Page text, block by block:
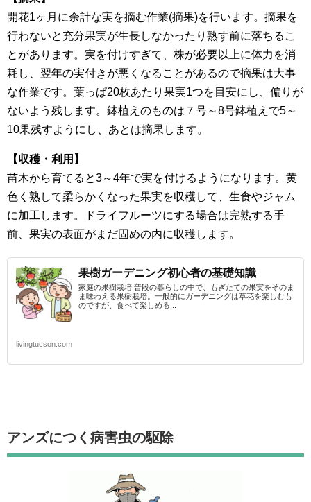
開花1ヶ月に余計な実を摘む作業(摘果)を行います。摘果を
行わないと充分果実が生長しなかったり熟す前に落ちるこ
とがあります。実を付けすぎて、株が必要以上に体力を消
耗し、翌年の実付きが悪くなることがあるので摘果は大事
な作業です。葉っぱ20枚あたり果実1つを目安にし、偏りが
ないよう残します。鉢植えのものは７号～8号鉢植えで5～
10果残すようにし、あとは摘果します。
【収穫・利用】
苗木から育てると3～4年で実を付けるようになります。黄
色く熟して柔らかくなった果実を収穫して、生食やジャム
に加工します。ドライフルーツにする場合は完熟する手
前、果実の表面がまだ固めの内に収穫します。
果樹ガーデニング初心者の基礎知識
家庭の果樹栽培 普段の暮らしの中で、もぎたての果実をそのま
ま味わえる果樹栽培。一般的にガーデニングは草花を楽しむも
のですが、食べて楽しめる...
livingtucson.com
アンズにつく病害虫の駆除